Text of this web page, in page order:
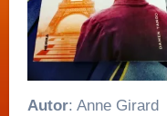
Autor: Anne Girard